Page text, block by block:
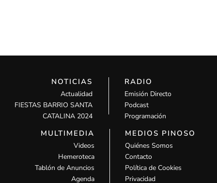
NOTICIAS
Actualidad
FIESTAS BARRIO SANTA
CATALINA 2024
RADIO
Emisión Directo
Podcast
Programación
MULTIMEDIA
Videos
Hemeroteca
Tablón de Anuncios
Agenda
MEDIOS PINOSO
Quiénes Somos
Contacto
Política de Cookies
Privacidad